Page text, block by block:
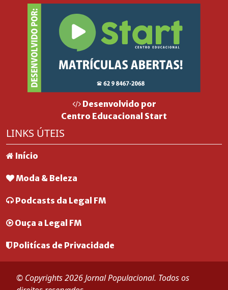
Desenvolvido por
Centro Educacional Start
LINKS ÚTEIS
Início
Moda & Beleza
Podcasts da Legal FM
Ouça a Legal FM
Politícas de Privacidade
© Copyrights 2026 Jornal Populacional. Todos os